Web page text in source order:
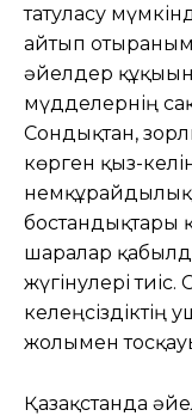
татуласу
айтып
әйелдер
мүдделернің
Сондықтан,
көрген қыз-
немқұрайдылық
бостандықтары
шаралар
жүгінулері тиіс.
жолымен
Қазақстанда